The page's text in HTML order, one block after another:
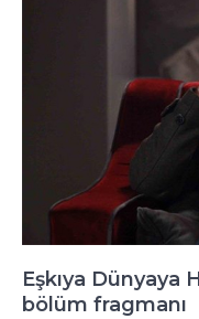
Eşkıya Dünyaya
bölüm fragmanı